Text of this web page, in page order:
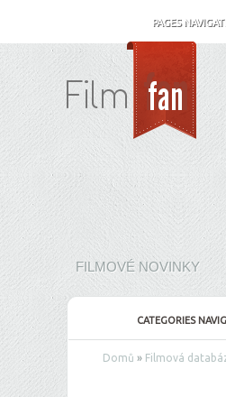
PAGES
FILMOVÉ NOVINKY
CATEGORIES
Domů » Filmová